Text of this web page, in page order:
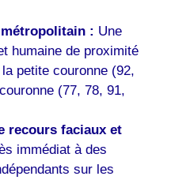
: Une
humaine de proximité
petite couronne (92,
(77, 78, 91,
recours faciaux et
immédiat à des
sur les